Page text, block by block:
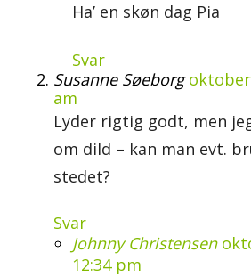
Ha’ en skøn dag Pia
Svar
Susanne Søeborg oktober
am
Lyder rigtig godt, men
om dild – kan man evt.
stedet?
Svar
Johnny Christensen
12:34 pm